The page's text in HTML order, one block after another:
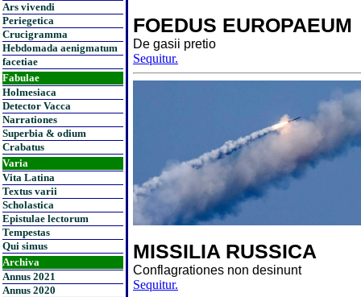
Ars vivendi
Periegetica
Crucigramma
Hebdomada aenigmatum
facetiae
Fabulae
Holmesiaca
Detector Vacca
Narrationes
Superbia & odium
Crabatus
Varia
Vita Latina
Textus varii
Scholastica
Epistulae lectorum
Tempestas
Qui simus
Archiva
Annus 2021
Annus 2020
FOEDUS EUROPAEUM
De gasii pretio
Sequitur.
MISSILIA RUSSICA
Conflagrationes non desinunt
Sequitur.